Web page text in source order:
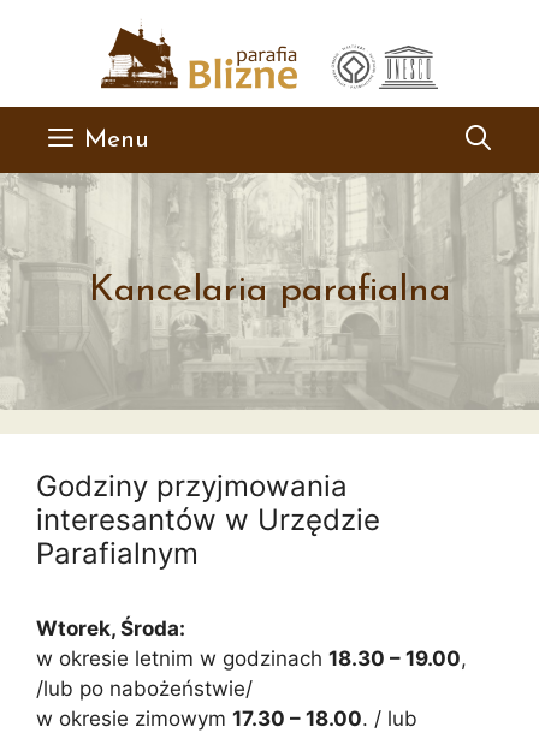
Menu
Kancelaria parafialna
Godziny przyjmowania
interesantów w Urzędzie
Parafialnym
Wtorek, Środa:
w okresie letnim w godzinach 18.30 – 19.00,
/lub po nabożeństwie/
w okresie zimowym 17.30 – 18.00. / lub